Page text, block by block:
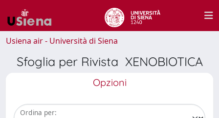
Usiena air - Università di Siena
Sfoglia per Rivista XENOBIOTICA
Opzioni
Ordina per: